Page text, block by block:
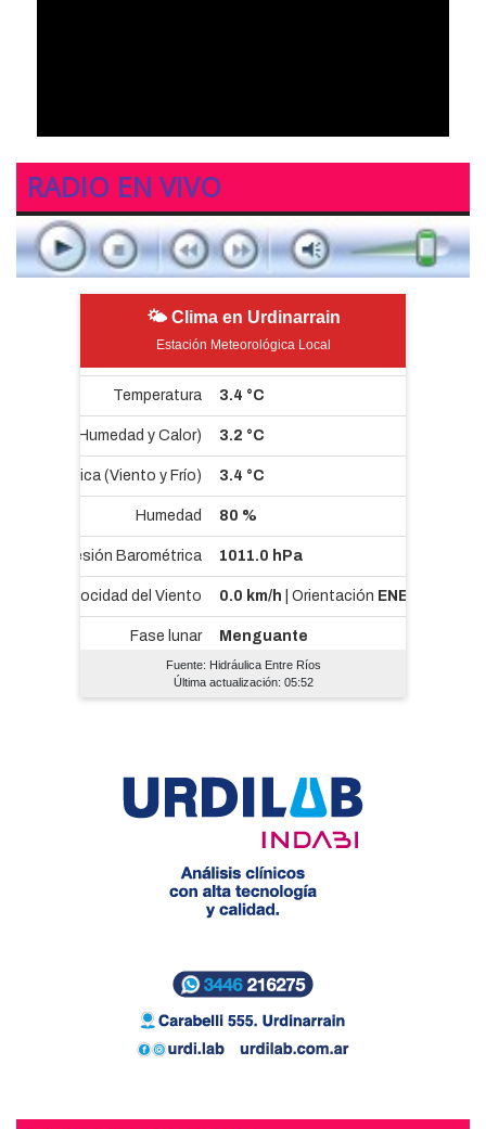
RADIO EN VIVO
🌤 Clima en Urdinarrain
Estación Meteorológica Local
Fuente: Hidráulica Entre Ríos
Última actualización: 05:52